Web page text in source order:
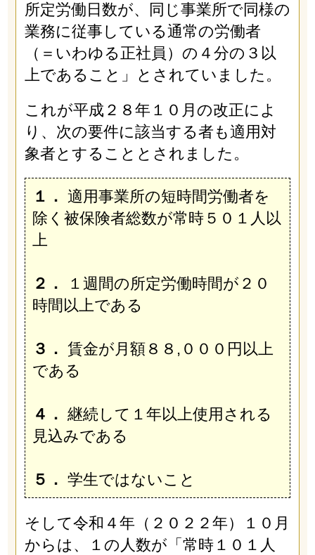
所定労働日数が、同じ事業所で同様の
業務に従事している通常の労働者
（＝いわゆる正社員）の４分の３以
上であること」とされていました。
これが平成２８年１０月の改正によ
り、次の要件に該当する者も適用対
象者とすることとされました。
１． 適用事業所の短時間労働者を
除く被保険者総数が常時５０１人以
上
２．
１週間の所定労働時間が２０
時間以上である
３． 賃金が月額８８,０００円以上
である
４． 継続して１年以上使用される
見込みである
５． 学生ではないこと
そして令和４年（２０２２年）１０月
からは、１の人数が「常時１０１人